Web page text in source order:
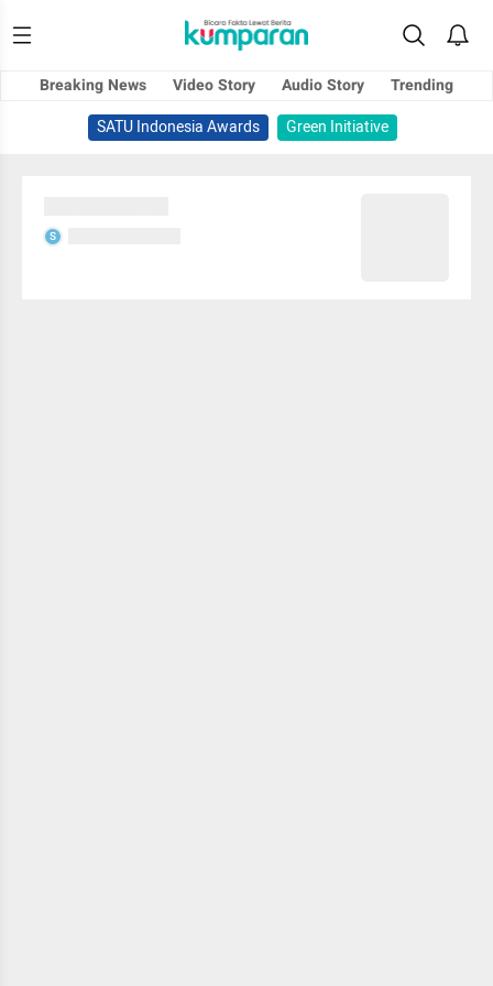
Breaking News Video Story Audio Story
Trending
SATU Indonesia Awards
Green Initiative
S